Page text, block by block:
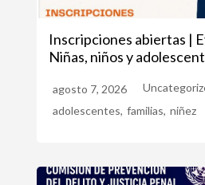
Inscripciones abiertas |
Niñas, niños y
agosto 7, 2026
adolescentes, familias, niñez